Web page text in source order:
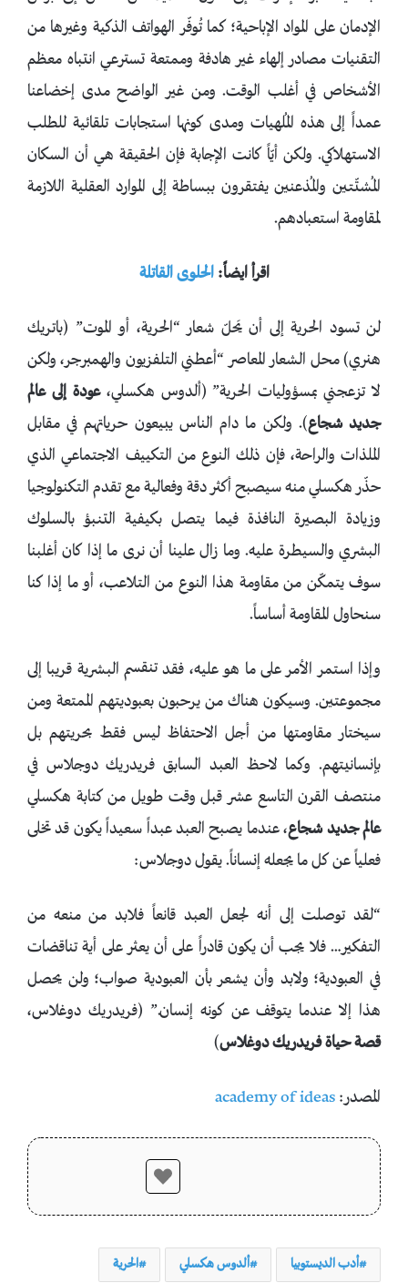
الإدمان على المواد الإباحية؛ كما تُوفّر الهواتف الذكية وغيرها من
التقنيات مصادر إلهاء غير هادفة وممتعة تسترعي انتباه معظم
الأشخاص في أغلب الوقت. ومن غير الواضح مدى إخضاعنا
عمداً إلى هذه المُلهيات ومدى كونها استجابات تلقائية للطلب
الاستهلاكي. ولكن أيّاً كانت الإجابة فإن الحقيقة هي أن السكان
المُشتّتين والمُذعنين يفتقرون ببساطة إلى الموارد العقلية اللازمة
لمقاومة استعبادهم.
اقرأ ايضاً:الحلوى القاتلة
لن تسود الحرية إلى أن يَحلّ شعار “الحرية، أو الموت” (باتريك
هنري) محل الشعار المعاصر “أعطني التلفزيون والهمبرجر، ولكن
لا تزعجني بمسؤوليات الحرية” (ألدوس هكسلي،عودة إلى عالم
جديد شجاع). ولكن ما دام الناس يبيعون حرياتهم في مقابل
الملذات والراحة، فإن ذلك النوع من التكييف الاجتماعي الذي
حذّر هكسلي منه سيصبح أكثر دقة وفعالية مع تقدم التكنولوجيا
وزيادة البصيرة النافذة فيما يتصل بكيفية التنبؤ بالسلوك
البشري والسيطرة عليه. وما زال علينا أن نرى ما إذا كان أغلبنا
سوف يتمكّن من مقاومة هذا النوع من التلاعب، أو ما إذا كنا
سنحاول المقاومة أساساً.
وإذا استمر الأمر على ما هو عليه، فقد تنقسم البشرية قريبا إلى
مجموعتين. وسيكون هناك من يرحبون بعبوديتهم الممتعة ومن
سيختار مقاومتها من أجل الاحتفاظ ليس فقط بحريتهم بل
بإنسانيتهم. وكما لاحظ العبد السابق فريدريك دوجلاس في
منتصف القرن التاسع عشر قبل وقت طويل من كتابة هكسلي
عالم جديد شجاع، عندما يصبح العبد عبداً سعيداً يكون قد تخلى
فعلياً عن كل ما يجعله إنساناً. يقول دوجلاس:
“لقد توصلت إلى أنه لجعل العبد قانعاً فلابد من منعه من
التفكير… فلا يجب أن يكون قادراً على أن يعثر على أية تناقضات
في العبودية؛ ولابد وأن يشعر بأن العبودية صواب؛ ولن يحصل
هذا إلا عندما يتوقف عن كونه إنسان.” (فريدريك دوغلاس،
قصة حياة فريدريك دوغلاس)
المصدر: academy of ideas
أدب الديستوبيا ألدوس هكسلي الحرية